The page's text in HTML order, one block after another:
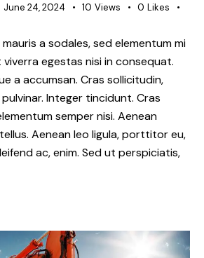
June 24, 2024 10 Views 0 Likes
a sodales, sed elementum mi
egestas nisi in consequat.
a accumsan. Cras sollicitudin,
Integer tincidunt. Cras
semper nisi. Aenean
Aenean leo ligula, porttitor eu,
ac, enim. Sed ut perspiciatis,